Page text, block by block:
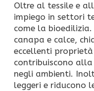
Oltre al tessile e
impiego in settori
come la
canapa e calce,
eccellenti
contribuiscono
negli ambienti.
leggeri e riducono